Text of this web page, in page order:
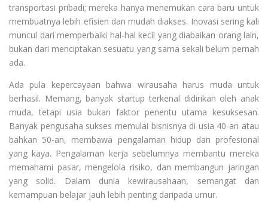
transportasi pribadi; mereka hanya menemukan cara baru untuk
membuatnya lebih efisien dan mudah diakses. Inovasi sering kali
muncul dari memperbaiki hal-hal kecil yang diabaikan orang lain,
bukan dari menciptakan sesuatu yang sama sekali belum pernah
ada.
Ada pula kepercayaan bahwa wirausaha harus muda untuk
berhasil. Memang, banyak startup terkenal didirikan oleh anak
muda, tetapi usia bukan faktor penentu utama kesuksesan.
Banyak pengusaha sukses memulai bisnisnya di usia 40-an atau
bahkan 50-an, membawa pengalaman hidup dan profesional
yang kaya. Pengalaman kerja sebelumnya membantu mereka
memahami pasar, mengelola risiko, dan membangun jaringan
yang solid. Dalam dunia kewirausahaan, semangat dan
kemampuan belajar jauh lebih penting daripada umur.